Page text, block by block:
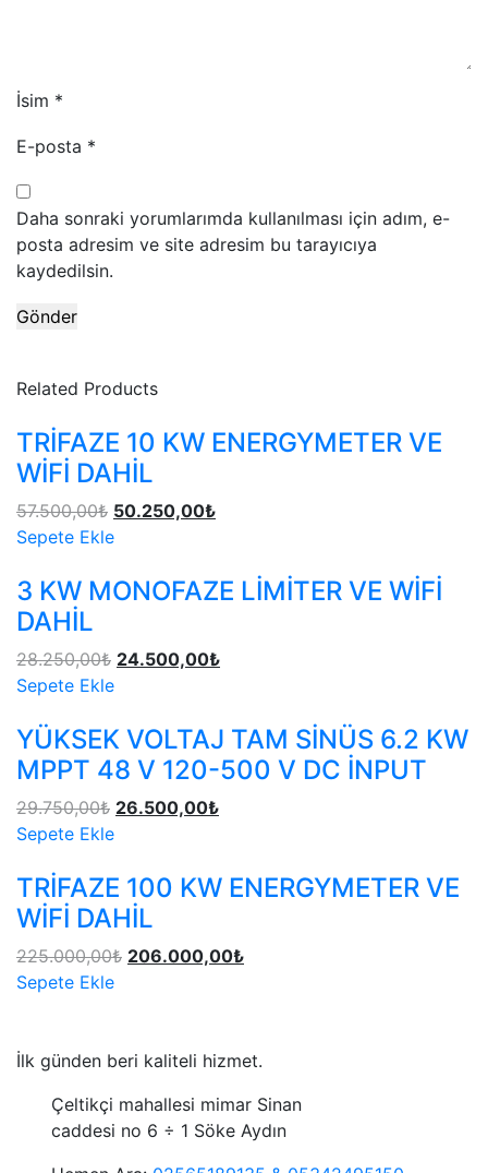
İsim *
E-posta *
Daha sonraki yorumlarımda kullanılması için adım, e-
posta adresim ve site adresim bu tarayıcıya
kaydedilsin.
Related Products
TRİFAZE 10 KW ENERGYMETER VE
WİFİ DAHİL
57.500,00₺ 50.250,00₺
Sepete Ekle
3 KW MONOFAZE LİMİTER VE WİFİ
DAHİL
28.250,00₺ 24.500,00₺
Sepete Ekle
YÜKSEK VOLTAJ TAM SİNÜS 6.2 KW
MPPT 48 V 120-500 V DC İNPUT
29.750,00₺ 26.500,00₺
Sepete Ekle
TRİFAZE 100 KW ENERGYMETER VE
WİFİ DAHİL
225.000,00₺ 206.000,00₺
Sepete Ekle
İlk günden beri kaliteli hizmet.
Çeltikçi mahallesi mimar Sinan
caddesi no 6 ÷ 1 Söke Aydın